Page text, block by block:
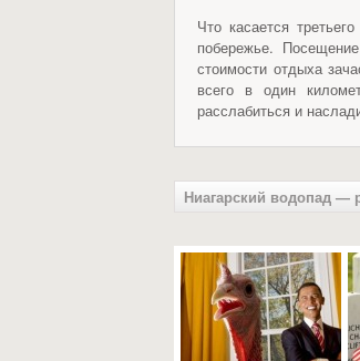
Что касается
побережье.
стоимости отдыха
всего в один
расслабиться и
Ниагарский водопад —